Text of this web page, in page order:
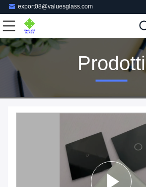
export08@valuesglass.com
Prodotti